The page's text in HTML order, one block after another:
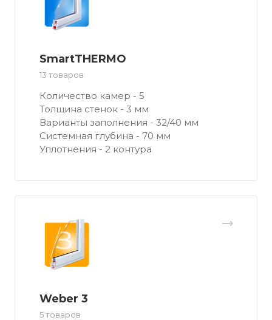
SmartTHERMO
13 товаров
Количество камер - 5
Толщина стенок - 3 мм
Варианты заполнения - 32/40 мм
Системная глубина - 70 мм
Уплотнения - 2 контура
Weber 3
5 товаров